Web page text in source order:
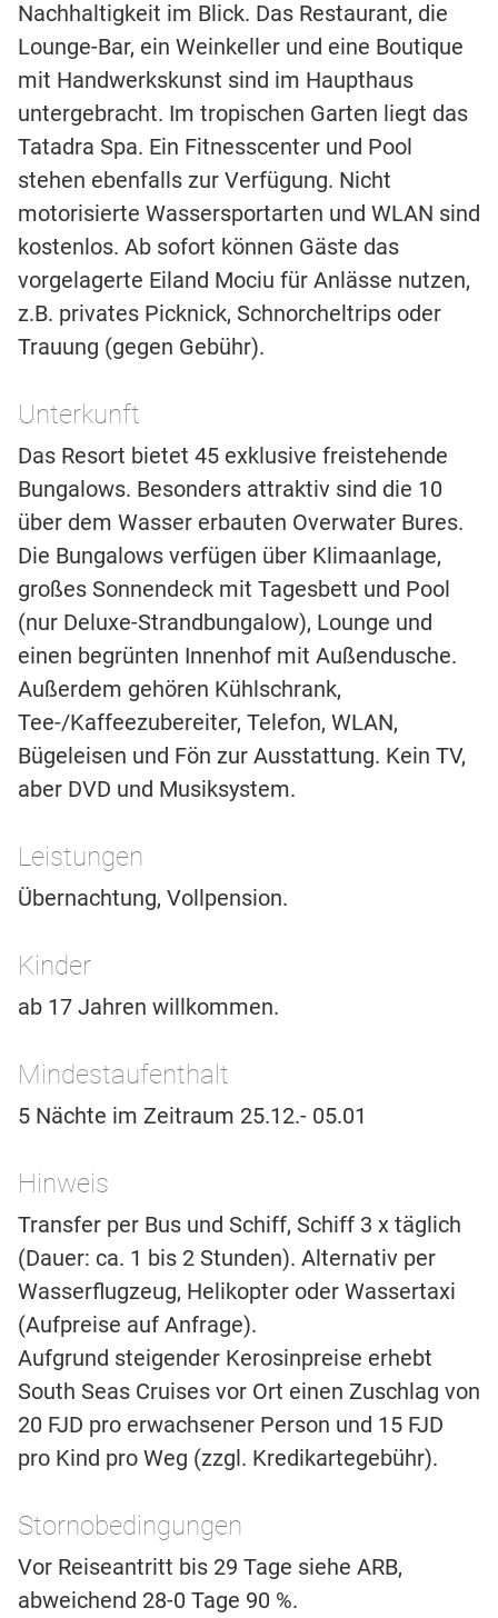
Nachhaltigkeit im Blick. Das Restaurant, die
Lounge-Bar, ein Weinkeller und eine Boutique
mit Handwerkskunst sind im Haupthaus
untergebracht. Im tropischen Garten liegt das
Tatadra Spa. Ein Fitnesscenter und Pool
stehen ebenfalls zur Verfügung. Nicht
motorisierte Wassersportarten und WLAN sind
kostenlos. Ab sofort können Gäste das
vorgelagerte Eiland Mociu für Anlässe nutzen,
z.B. privates Picknick, Schnorcheltrips oder
Trauung (gegen Gebühr).
Unterkunft
Das Resort bietet 45 exklusive freistehende
Bungalows. Besonders attraktiv sind die 10
über dem Wasser erbauten Overwater Bures.
Die Bungalows verfügen über Klimaanlage,
großes Sonnendeck mit Tagesbett und Pool
(nur Deluxe-Strandbungalow), Lounge und
einen begrünten Innenhof mit Außendusche.
Außerdem gehören Kühlschrank,
Tee-/Kaffeezubereiter, Telefon, WLAN,
Bügeleisen und Fön zur Ausstattung. Kein TV,
aber DVD und Musiksystem.
Leistungen
Übernachtung, Vollpension.
Kinder
ab 17 Jahren willkommen.
Mindestaufenthalt
5 Nächte im Zeitraum 25.12.- 05.01
Hinweis
Transfer per Bus und Schiff, Schiff 3 x täglich
(Dauer: ca. 1 bis 2 Stunden). Alternativ per
Wasserflugzeug, Helikopter oder Wassertaxi
(Aufpreise auf Anfrage).
Aufgrund steigender Kerosinpreise erhebt
South Seas Cruises vor Ort einen Zuschlag von
20 FJD pro erwachsener Person und 15 FJD
pro Kind pro Weg (zzgl. Kredikartegebühr).
Stornobedingungen
Vor Reiseantritt bis 29 Tage siehe ARB,
abweichend 28-0 Tage 90 %.